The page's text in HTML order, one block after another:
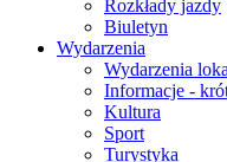
Rozkłady jazdy
Biuletyn
Wydarzenia
Wydarzenia
Informacje -
Kultura
Sport
Turystyka